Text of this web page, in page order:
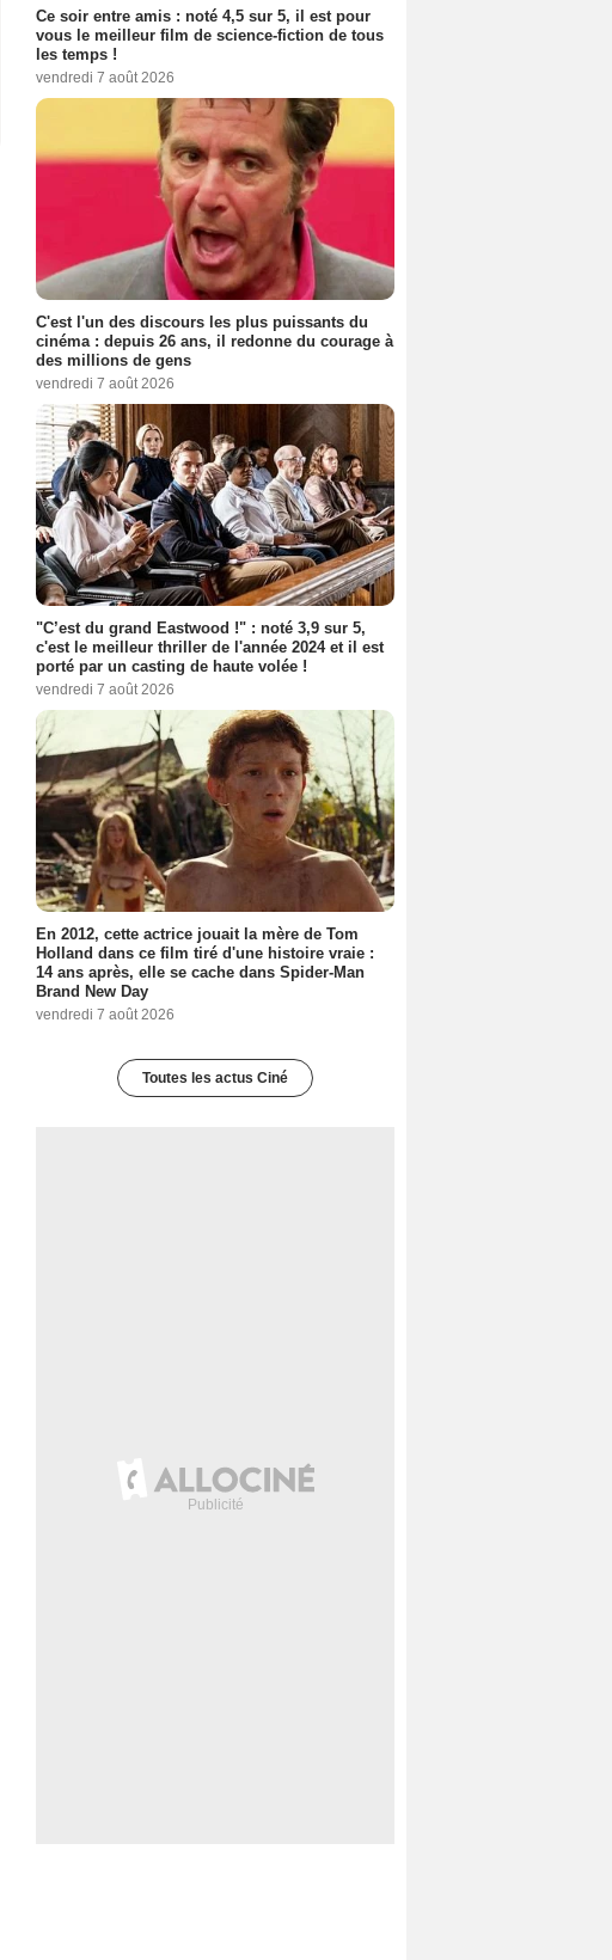
Ce soir entre amis : noté 4,5 sur 5, il est pour
vous le meilleur film de science-fiction de tous
les temps !
vendredi 7 août 2026
C'est l'un des discours les plus puissants du
cinéma : depuis 26 ans, il redonne du courage à
des millions de gens
vendredi 7 août 2026
"C’est du grand Eastwood !" : noté 3,9 sur 5,
c'est le meilleur thriller de l'année 2024 et il est
porté par un casting de haute volée !
vendredi 7 août 2026
En 2012, cette actrice jouait la mère de Tom
Holland dans ce film tiré d'une histoire vraie :
14 ans après, elle se cache dans Spider-Man
Brand New Day
vendredi 7 août 2026
Toutes les actus Ciné